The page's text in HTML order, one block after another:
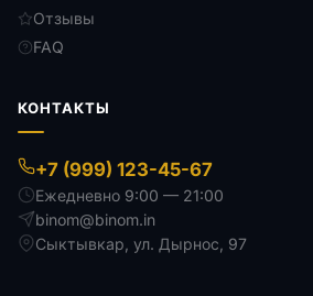
Отзывы
FAQ
КОНТАКТЫ
+7 (999) 123-45-67
Ежедневно 9:00 — 21:00
binom@binom.in
Сыктывкар, ул. Дырнос, 97